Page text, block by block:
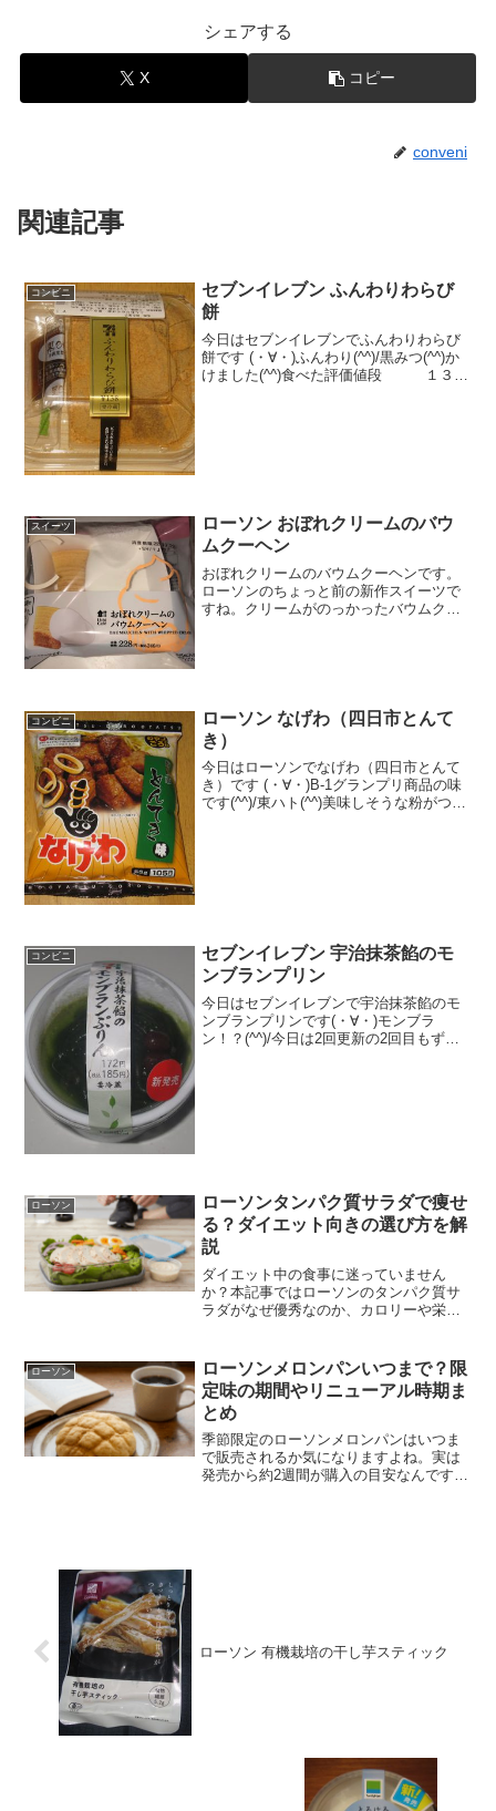
シェアする
X コピー
conveni
関連記事
コンビニ
セブンイレブン ふんわりわらび
餅
今日はセブンイレブンでふんわりわらび
餅です (・∀・)ふんわり(^^)/黒みつ(^^)か
けました(^^)食べた評価値段 １３８
スイーツ
ローソン おぼれクリームのバウ
ムクーヘン
おぼれクリームのバウムクーヘンです。
ローソンのちょっと前の新作スイーツで
すね。クリームがのっかったバウムクー
コンビニ
ローソン なげわ（四日市とんて
き）
今日はローソンでなげわ（四日市とんて
き）です (・∀・)B-1グランプリ商品の味
です(^^)/東ハト(^^)美味しそうな粉がつい
コンビニ
セブンイレブン 宇治抹茶餡のモ
ンブランプリン
今日はセブンイレブンで宇治抹茶餡のモ
ンブランプリンです(・∀・)モンブラ
ン！？(^^)/今日は2回更新の2回目もずく
ローソン
ローソンタンパク質サラダで痩せ
る？ダイエット向きの選び方を解
説
ダイエット中の食事に迷っていません
か？本記事ではローソンのタンパク質サ
ラダがなぜ優秀なのか、カロリーや栄養
ソンでタンパク質サラダを探す方が満足
できる活用術と選び方をチェックして理
想の身体を目指しましょう。
ローソン
ローソンメロンパンいつまで？限
定味の期間やリニューアル時期ま
とめ
季節限定のローソンメロンパンはいつま
で販売されるか気になりますよね。実は
発売から約2週間が購入の目安なんです。
ローソン 有機栽培の干し芋スティック